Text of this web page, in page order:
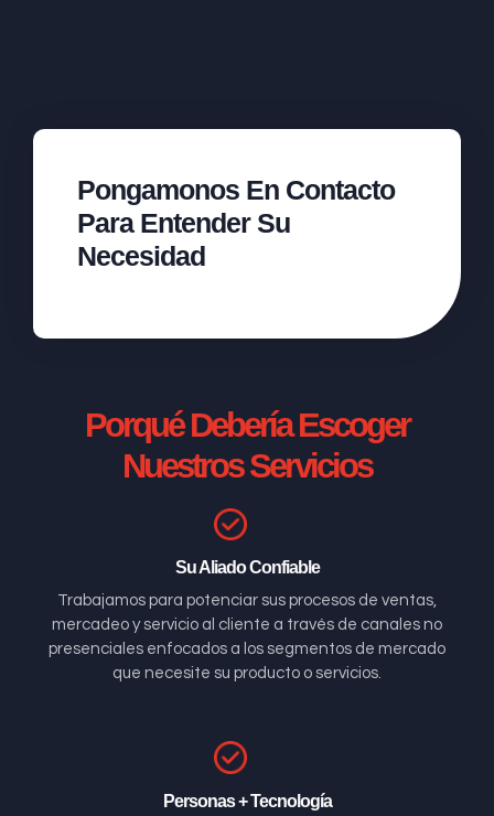
Pongamonos En Contacto
Para Entender Su
Necesidad
Porqué Debería Escoger
Nuestros Servicios
Su Aliado Confiable
Trabajamos para potenciar sus procesos de ventas,
mercadeo y servicio al cliente a través de canales no
presenciales enfocados a los segmentos de mercado
que necesite su producto o servicios.
Personas + Tecnología